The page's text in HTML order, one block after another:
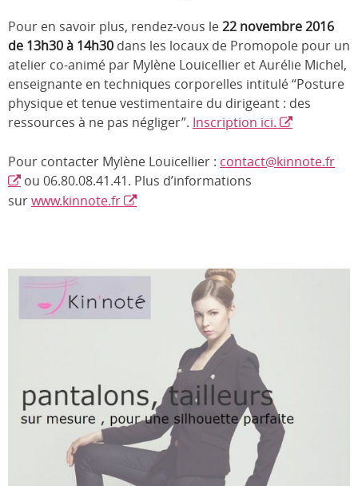
Pour en savoir plus, rendez-vous le22 novembre 2016
de 13h30 à 14h30 dans les locaux de Promopole pour un
atelier co-animé par Mylène Louicellier et Aurélie Michel,
enseignante en techniques corporelles intitulé “Posture
physique et tenue vestimentaire du dirigeant : des
ressources à ne pas négliger”. Inscription ici.
Pour contacter Mylène Louicellier : contact@kinnote.fr
ou 06.80.08.41.41. Plus d’informations
surwww.kinnote.fr